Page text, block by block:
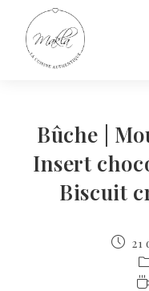
Bûche |
Insert
Biscuit
21